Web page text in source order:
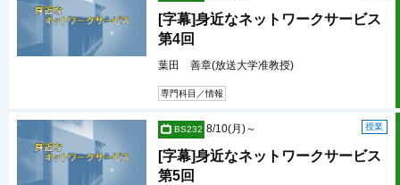
[字幕]身近なネットワークサービス
第4回
葉田 善章(放送大学准教授)
専門科目／情報
BS232 授業
8/10(月)～
[字幕]身近なネットワークサービス
第5回